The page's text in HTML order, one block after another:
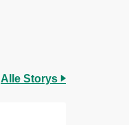
Alle Storys